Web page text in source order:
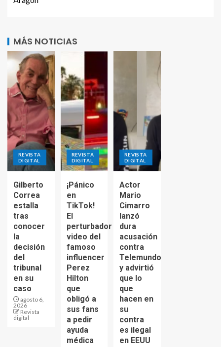
MÁS NOTICIAS
REVISTA
DIGITAL
Gilberto
Correa
estalla
tras
conocer
la
decisión
del
tribunal
en su
caso
agosto 6,
2026
Revista
digital
REVISTA
DIGITAL
¡Pánico
en
TikTok!
El
perturbador
video del
famoso
influencer
Perez
Hilton
que
obligó a
sus fans
a pedir
ayuda
médica
REVISTA
DIGITAL
Actor
Mario
Cimarro
lanzó
dura
acusación
contra
Telemundo
y advirtió
que lo
que
hacen en
su
contra
es ilegal
en EEUU